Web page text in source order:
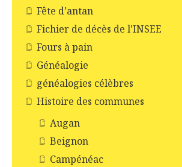
Fête d’antan
Fichier de décès de l'INSEE
Fours à pain
Généalogie
généalogies célèbres
Histoire des communes
Augan
Beignon
Campénéac